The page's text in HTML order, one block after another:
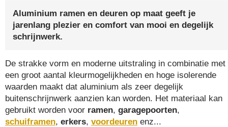
Aluminium ramen en deuren op maat geeft je
jarenlang plezier en comfort van mooi en degelijk
schrijnwerk.
De strakke vorm en moderne uitstraling in combinatie met
een groot aantal kleurmogelijkheden en hoge isolerende
waarden maakt dat aluminium als zeer degelijk
buitenschrijnwerk aanzien kan worden. Het materiaal kan
gebruikt worden voor ramen, garagepoorten,
schuiframen, erkers, voordeuren enz...